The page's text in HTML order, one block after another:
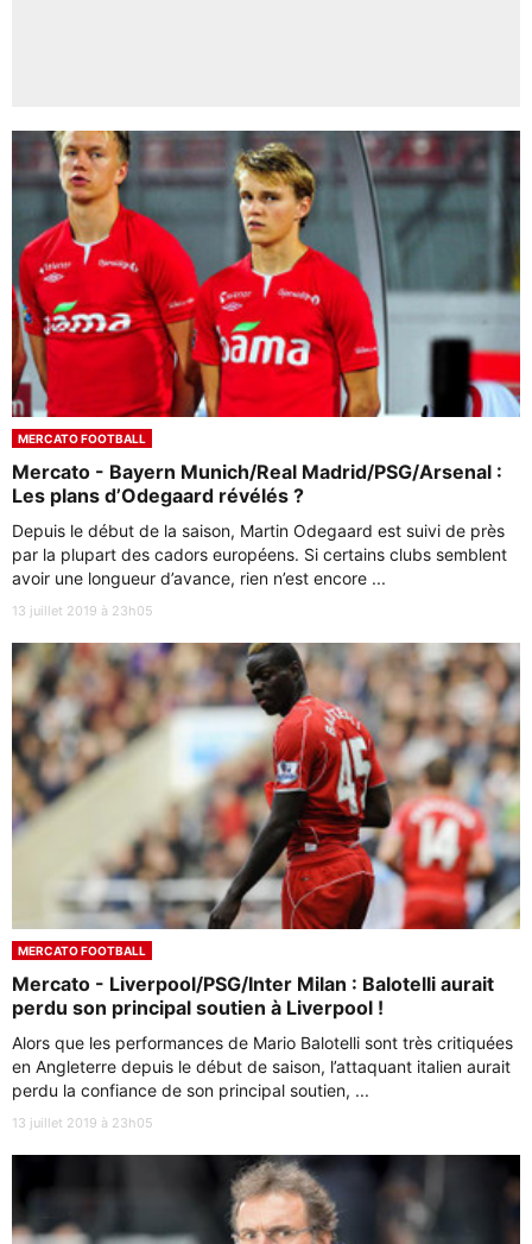
MERCATO FOOTBALL
Mercato - Bayern Munich/Real Madrid/PSG/Arsenal :
Les plans d’Odegaard révélés ?
Depuis le début de la saison, Martin Odegaard est suivi de près
par la plupart des cadors européens. Si certains clubs semblent
avoir une longueur d’avance, rien n’est encore ...
13 juillet 2019 à 23h05
MERCATO FOOTBALL
Mercato - Liverpool/PSG/Inter Milan : Balotelli aurait
perdu son principal soutien à Liverpool !
Alors que les performances de Mario Balotelli sont très critiquées
en Angleterre depuis le début de saison, l’attaquant italien aurait
perdu la confiance de son principal soutien, ...
13 juillet 2019 à 23h05